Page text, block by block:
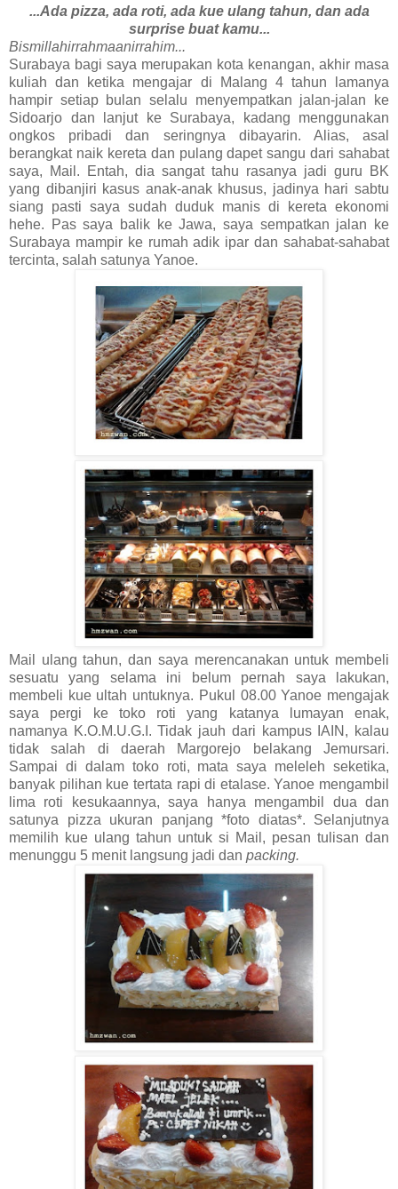
...Ada pizza, ada roti, ada kue ulang tahun, dan ada
surprise buat kamu...
Bismillahirrahmaanirrahim...
Surabaya bagi saya merupakan kota kenangan, akhir masa
kuliah dan ketika mengajar di Malang 4 tahun lamanya
hampir setiap bulan selalu menyempatkan jalan-jalan ke
Sidoarjo dan lanjut ke Surabaya, kadang menggunakan
ongkos pribadi dan seringnya dibayarin. Alias, asal
berangkat naik kereta dan pulang dapet sangu dari sahabat
saya, Mail. Entah, dia sangat tahu rasanya jadi guru BK
yang dibanjiri kasus anak-anak khusus, jadinya hari sabtu
siang pasti saya sudah duduk manis di kereta ekonomi
hehe. Pas saya balik ke Jawa, saya sempatkan jalan ke
Surabaya mampir ke rumah adik ipar dan sahabat-sahabat
tercinta, salah satunya Yanoe.
Mail ulang tahun, dan saya merencanakan untuk membeli
sesuatu yang selama ini belum pernah saya lakukan,
membeli kue ultah untuknya. Pukul 08.00 Yanoe mengajak
saya pergi ke toko roti yang katanya lumayan enak,
namanya K.O.M.U.G.I. Tidak jauh dari kampus IAIN, kalau
tidak salah di daerah Margorejo belakang Jemursari.
Sampai di dalam toko roti, mata saya meleleh seketika,
banyak pilihan kue tertata rapi di etalase. Yanoe mengambil
lima roti kesukaannya, saya hanya mengambil dua dan
satunya pizza ukuran panjang *foto diatas*. Selanjutnya
memilih kue ulang tahun untuk si Mail, pesan tulisan dan
menunggu 5 menit langsung jadi dan packing.